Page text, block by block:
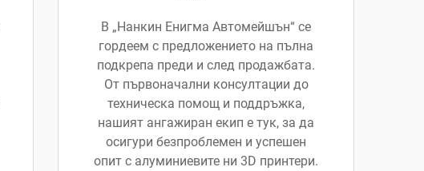
В „Нанкин Енигма Автомейшън“ се
гордеем с предложението на пълна
подкрепа преди и след продажбата.
От първоначални консултации до
техническа помощ и поддръжка,
нашият ангажиран екип е тук, за да
осигури безпроблемен и успешен
опит с алуминиевите ни 3D принтери.